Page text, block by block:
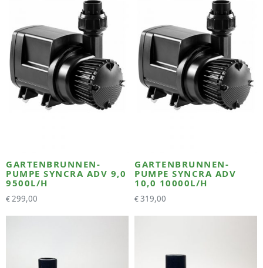
GARTENBRUNNEN-
PUMPE SYNCRA ADV 9,0
9500L/H
€299,00
GARTENBRUNNEN-
PUMPE SYNCRA ADV
10,0 10000L/H
€319,00